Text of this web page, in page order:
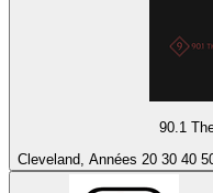
90.1
Cleveland, Années 20 30 40